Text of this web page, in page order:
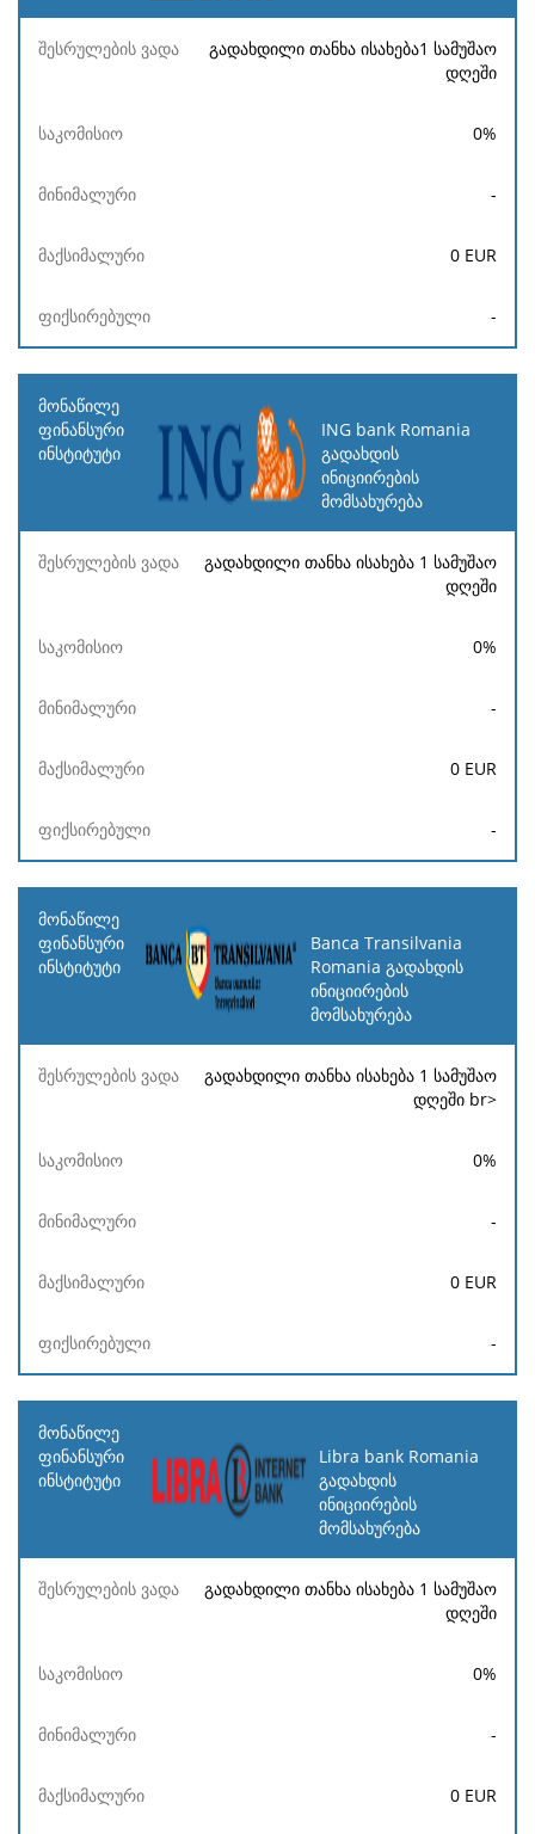
გადახდილი თანხა ისახება1 სამუშაო
დღეში
0%
-
0 EUR
-
ING bank Romania
გადახდის
ინიციირების
მომსახურება
გადახდილი თანხა ისახება 1 სამუშაო
დღეში
0%
-
0 EUR
-
Banca Transilvania
Romania გადახდის
ინიციირების
მომსახურება
გადახდილი თანხა ისახება 1 სამუშაო
დღეში br>
0%
-
0 EUR
-
Libra bank Romania
გადახდის
ინიციირების
მომსახურება
გადახდილი თანხა ისახება 1 სამუშაო
დღეში
0%
-
0 EUR